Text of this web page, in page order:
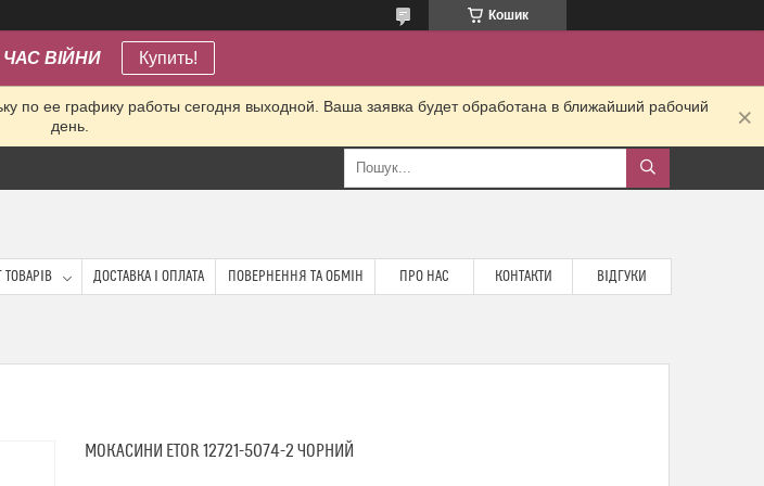
Кошик
ВІЙНИ Купить!
по ее графику работы сегодня выходной. Ваша заявка будет обработана в ближайший рабочий
день.
ТОВАРІВ ДОСТАВКА І ОПЛАТА ПОВЕРНЕННЯ ТА ОБМІН ПРО НАС КОНТАКТИ ВІДГУКИ
МОКАСИНИ ETOR 12721-5074-2 ЧОРНИЙ